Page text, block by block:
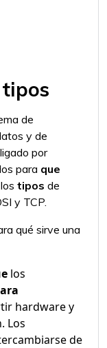
de
y de
por
para que
tipos de
y TCP.
qué sirve una
los
hardware y
Los
de